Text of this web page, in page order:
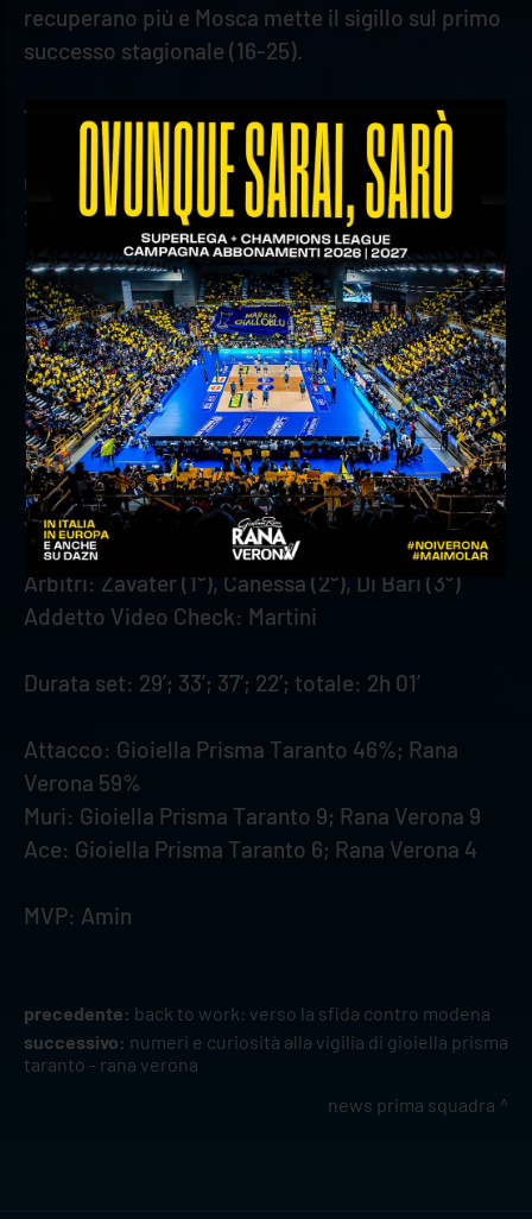
recuperano più e Mosca mette il sigillo sul primo
successo stagionale (16-25).
TABELLINO
Gioiella Prisma Taranto – Rana Verona 1–3 (22-
25; 22-25; 28-26; 16-25)
Gioiella Prisma Taranto: De Halo 2, Lanza 13,
Sala 14, Alletti 2, Gargiulo 5, Rizzo (L), Bonacchi,
Russell 4, Gutierrez 9, Paglialunga, Raffaelli 2,
Jendryk 16, Ekstrand, Luzzi (L). All. Mastrangelo
Rana Verona: Spirito 2, Amin 22, Mozic 16,
Truhtchev 6, Mosca 7, Grozdanov 6, D’Amico (L),
Jovovic, Dzavoronok 10, Sani, Cortesia 4,
Zanotti, Bonisoli (L). All. Stoytchev
Arbitri: Zavater (1°), Canessa (2°), Di Bari (3°)
Addetto Video Check: Martini
Durata set: 29’; 33’; 37’; 22’; totale: 2h 01’
Attacco: Gioiella Prisma Taranto 46%; Rana
Verona 59%
Muri: Gioiella Prisma Taranto 9; Rana Verona 9
Ace: Gioiella Prisma Taranto 6; Rana Verona 4
MVP: Amin
precedente: back to work: verso la sfida contro modena
successivo: numeri e curiosità alla vigilia di gioiella prisma
taranto - rana verona
news prima squadra